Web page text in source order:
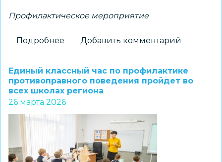
Профилактическое мероприятие
Подробнее
Минпросвещения
обсудили
профилактические
меры
предупреждения
правонарушений
среди
Добавить комментарий
Единый классный час по профилактике
противоправного поведения пройдет во
всех школах региона
26 марта 2026